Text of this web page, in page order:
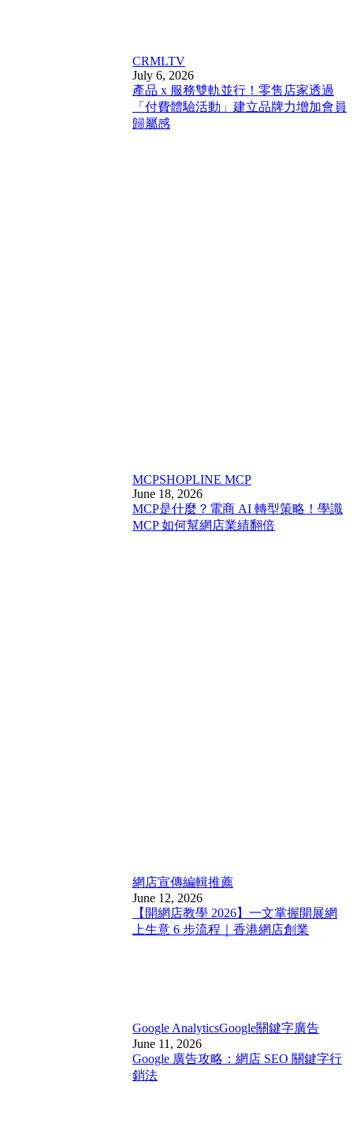
CRMLTV
July 6, 2026
產品 x 服務雙軌並行！零售店家透過
「付費體驗活動」建立品牌力增加會員
歸屬感
MCPSHOPLINE MCP
June 18, 2026
MCP是什麼？電商 AI 轉型策略！學識
MCP 如何幫網店業績翻倍
網店宣傳編輯推薦
June 12, 2026
【開網店教學 2026】一文掌握開展網
上生意 6 步流程｜香港網店創業
Google AnalyticsGoogle關鍵字廣告
June 11, 2026
Google 廣告攻略：網店 SEO 關鍵字行
銷法